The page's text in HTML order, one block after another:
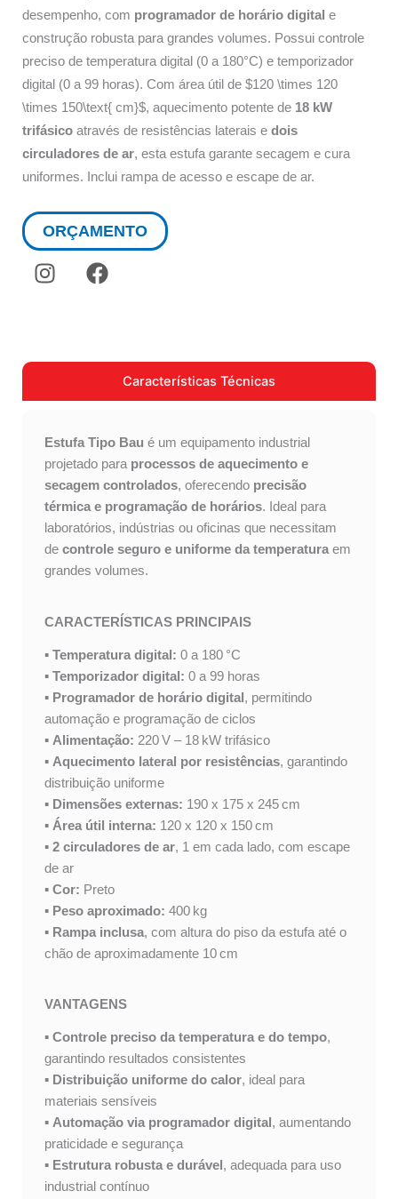
desempenho, com programador de horário digital e
construção robusta para grandes volumes. Possui controle
preciso de temperatura digital (0 a 180°C) e temporizador
digital (0 a 99 horas). Com área útil de $120 \times 120
\times 150\text{ cm}$, aquecimento potente de 18 kW
trifásico através de resistências laterais e dois
circuladores de ar, esta estufa garante secagem e cura
uniformes. Inclui rampa de acesso e escape de ar.
ORÇAMENTO
I
n
r
m
F
a
o
Características Técnicas
Estufa Tipo Bau é um equipamento industrial
projetado para processos de aquecimento e
secagem controlados, oferecendo precisão
térmica e programação de horários. Ideal para
laboratórios, indústrias ou oficinas que necessitam
de controle seguro e uniforme da temperatura em
grandes volumes.
CARACTERÍSTICAS PRINCIPAIS
▪ Temperatura digital: 0 a 180 °C
▪ Temporizador digital: 0 a 99 horas
▪ Programador de horário digital, permitindo
automação e programação de ciclos
▪ Alimentação: 220 V – 18 kW trifásico
▪ Aquecimento lateral por resistências, garantindo
distribuição uniforme
▪ Dimensões externas: 190 x 175 x 245 cm
▪ Área útil interna: 120 x 120 x 150 cm
▪ 2 circuladores de ar, 1 em cada lado, com escape
de ar
▪ Cor: Preto
▪ Peso aproximado: 400 kg
▪ Rampa inclusa, com altura do piso da estufa até o
chão de aproximadamente 10 cm
VANTAGENS
▪ Controle preciso da temperatura e do tempo,
garantindo resultados consistentes
▪ Distribuição uniforme do calor, ideal para
materiais sensíveis
▪ Automação via programador digital, aumentando
praticidade e segurança
▪ Estrutura robusta e durável, adequada para uso
industrial contínuo